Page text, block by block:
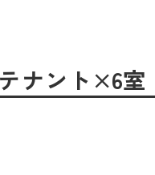
ナント×6室